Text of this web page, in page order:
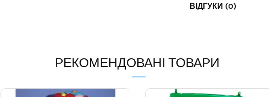
ВІДГУКИ (0)
РЕКОМЕНДОВАНІ ТОВАРИ